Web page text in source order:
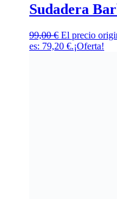
Sudadera
99,00€ El precio
es: 79,20 €.¡Oferta!